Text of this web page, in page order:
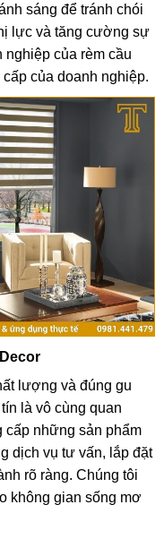
sáng để tránh chói
lực và tăng cường sự
nghiệp của rèm cầu
của doanh nghiệp.
lượng và đúng gu
là vô cùng quan
cấp những sản phẩm
dịch vụ tư vấn, lắp đặt
rõ ràng. Chúng tôi
không gian sống mơ